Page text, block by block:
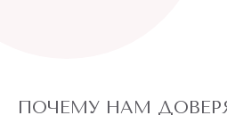
ПОЧЕМУ НАМ